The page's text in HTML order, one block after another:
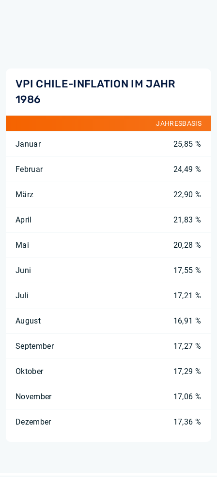
VPI CHILE-INFLATION IM JAHR
1986
JAHRESBASIS
Januar 25,85 %
Februar 24,49 %
März 22,90 %
April 21,83 %
Mai 20,28 %
Juni 17,55 %
Juli 17,21 %
August 16,91 %
September 17,27 %
Oktober 17,29 %
November 17,06 %
Dezember 17,36 %